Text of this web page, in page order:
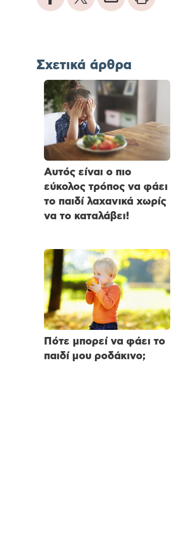
Σχετικά άρθρα
Αυτός είναι ο πιο
εύκολος τρόπος να φάει
το παιδί λαχανικά χωρίς
να το καταλάβει!
Πότε μπορεί να φάει το
παιδί μου ροδάκινο;